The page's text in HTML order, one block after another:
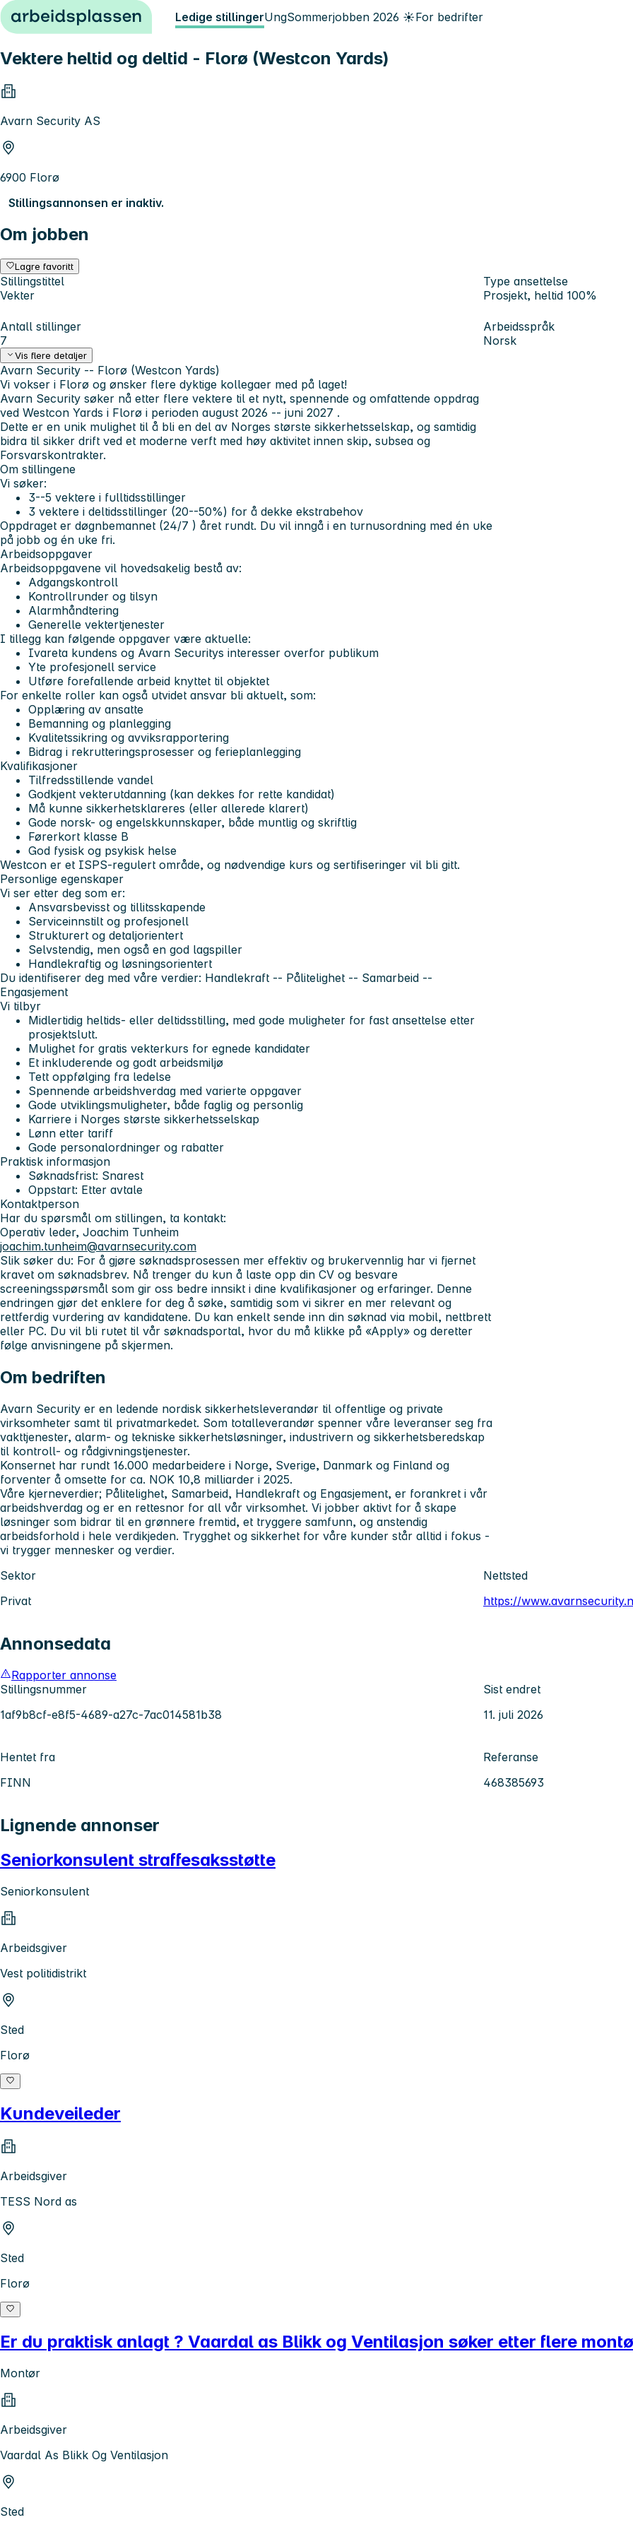
Hopp til innhold Ledige stillingerUngSommerjobben 2026 ☀️For bedrifter
Vektere heltid og deltid - Florø (Westcon Yards)
Avarn Security AS
6900 Florø
Stillingsannonsen er inaktiv.
Om jobben
Lagre favoritt
Stillingstittel
Vekter
Type ansettelse
Prosjekt, heltid 100%
Antall stillinger
7
Arbeidsspråk
Norsk
Vis flere detaljer
Avarn Security -- Florø (Westcon Yards)
Vi vokser i Florø og ønsker flere dyktige kollegaer med på laget!
Avarn Security søker nå etter flere vektere til et nytt, spennende og omfattende oppdrag
ved Westcon Yards i Florø i perioden august 2026 -- juni 2027 .
Dette er en unik mulighet til å bli en del av Norges største sikkerhetsselskap, og samtidig
bidra til sikker drift ved et moderne verft med høy aktivitet innen skip, subsea og
Forsvarskontrakter.
Om stillingene
Vi søker:
3--5 vektere i fulltidsstillinger
3 vektere i deltidsstillinger (20--50%) for å dekke ekstrabehov
Oppdraget er døgnbemannet (24/7 ) året rundt. Du vil inngå i en turnusordning med én uke
på jobb og én uke fri.
Arbeidsoppgaver
Arbeidsoppgavene vil hovedsakelig bestå av:
Adgangskontroll
Kontrollrunder og tilsyn
Alarmhåndtering
Generelle vektertjenester
I tillegg kan følgende oppgaver være aktuelle:
Ivareta kundens og Avarn Securitys interesser overfor publikum
Yte profesjonell service
Utføre forefallende arbeid knyttet til objektet
For enkelte roller kan også utvidet ansvar bli aktuelt, som:
Opplæring av ansatte
Bemanning og planlegging
Kvalitetssikring og avviksrapportering
Bidrag i rekrutteringsprosesser og ferieplanlegging
Kvalifikasjoner
Tilfredsstillende vandel
Godkjent vekterutdanning (kan dekkes for rette kandidat)
Må kunne sikkerhetsklareres (eller allerede klarert)
Gode norsk- og engelskkunnskaper, både muntlig og skriftlig
Førerkort klasse B
God fysisk og psykisk helse
Westcon er et ISPS-regulert område, og nødvendige kurs og sertifiseringer vil bli gitt.
Personlige egenskaper
Vi ser etter deg som er:
Ansvarsbevisst og tillitsskapende
Serviceinnstilt og profesjonell
Strukturert og detaljorientert
Selvstendig, men også en god lagspiller
Handlekraftig og løsningsorientert
Du identifiserer deg med våre verdier: Handlekraft -- Pålitelighet -- Samarbeid --
Engasjement
Vi tilbyr
Midlertidig heltids- eller deltidsstilling, med gode muligheter for fast ansettelse etter
prosjektslutt.
Mulighet for gratis vekterkurs for egnede kandidater
Et inkluderende og godt arbeidsmiljø
Tett oppfølging fra ledelse
Spennende arbeidshverdag med varierte oppgaver
Gode utviklingsmuligheter, både faglig og personlig
Karriere i Norges største sikkerhetsselskap
Lønn etter tariff
Gode personalordninger og rabatter
Praktisk informasjon
Søknadsfrist: Snarest
Oppstart: Etter avtale
Kontaktperson
Har du spørsmål om stillingen, ta kontakt:
Operativ leder, Joachim Tunheim
joachim.tunheim@avarnsecurity.com
Slik søker du: For å gjøre søknadsprosessen mer effektiv og brukervennlig har vi fjernet
kravet om søknadsbrev. Nå trenger du kun å laste opp din CV og besvare
screeningsspørsmål som gir oss bedre innsikt i dine kvalifikasjoner og erfaringer. Denne
endringen gjør det enklere for deg å søke, samtidig som vi sikrer en mer relevant og
rettferdig vurdering av kandidatene. Du kan enkelt sende inn din søknad via mobil, nettbrett
eller PC. Du vil bli rutet til vår søknadsportal, hvor du må klikke på «Apply» og deretter
følge anvisningene på skjermen.
Om bedriften
Avarn Security er en ledende nordisk sikkerhetsleverandør til offentlige og private
virksomheter samt til privatmarkedet. Som totalleverandør spenner våre leveranser seg fra
vakttjenester, alarm- og tekniske sikkerhetsløsninger, industrivern og sikkerhetsberedskap
til kontroll- og rådgivningstjenester.
Konsernet har rundt 16.000 medarbeidere i Norge, Sverige, Danmark og Finland og
forventer å omsette for ca. NOK 10,8 milliarder i 2025.
Våre kjerneverdier; Pålitelighet, Samarbeid, Handlekraft og Engasjement, er forankret i vår
arbeidshverdag og er en rettesnor for all vår virksomhet. Vi jobber aktivt for å skape
løsninger som bidrar til en grønnere fremtid, et tryggere samfunn, og anstendig
arbeidsforhold i hele verdikjeden. Trygghet og sikkerhet for våre kunder står alltid i fokus -
vi trygger mennesker og verdier.
Sektor
Privat
Nettsted
https://
Annonsedata
Rapporter annonse
Stillingsnummer
1af9b8cf-e8f5-4689-a27c-7ac014581b38
Sist endret
11. juli 2026
Hentet fra
FINN
Referanse
468385693
Lignende annonser
Seniorkonsulent straffesaksstøtte
Seniorkonsulent
Arbeidsgiver
Vest politidistrikt
Sted
Florø
Kundeveileder
Arbeidsgiver
TESS Nord as
Sted
Florø
Er du praktisk anlagt ? Vaardal as Blikk og Ventilasjon søker etter flere
Montør
Arbeidsgiver
Vaardal As Blikk Og Ventilasjon
Sted